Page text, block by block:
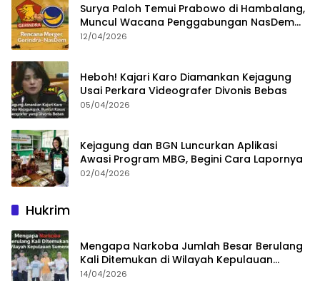
Surya Paloh Temui Prabowo di Hambalang,
Muncul Wacana Penggabungan NasDem
dan Gerindra
12/04/2026
Heboh! Kajari Karo Diamankan Kejagung
Usai Perkara Videografer Divonis Bebas
05/04/2026
Kejagung dan BGN Luncurkan Aplikasi
Awasi Program MBG, Begini Cara Lapornya
02/04/2026
Hukrim
Mengapa Narkoba Jumlah Besar Berulang
Kali Ditemukan di Wilayah Kepulauan
Sumenep?
14/04/2026